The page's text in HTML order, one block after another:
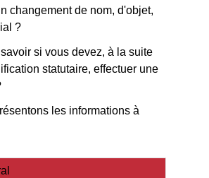
changement de nom, d'objet,
?
si vous devez, à la suite
statutaire, effectuer une
les informations à